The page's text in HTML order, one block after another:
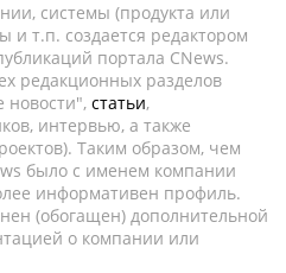
системы (продукта или
и т.п. создается редактором
портала CNews.
редакционных разделов
новости", статьи,
интервью, а также
Таким образом, чем
было с именем компании
информативен профиль.
(обогащен) дополнительной
о компании или